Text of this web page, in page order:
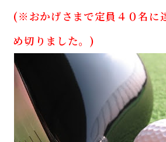
(※おかげさまで定員４０名に
め切りました。)